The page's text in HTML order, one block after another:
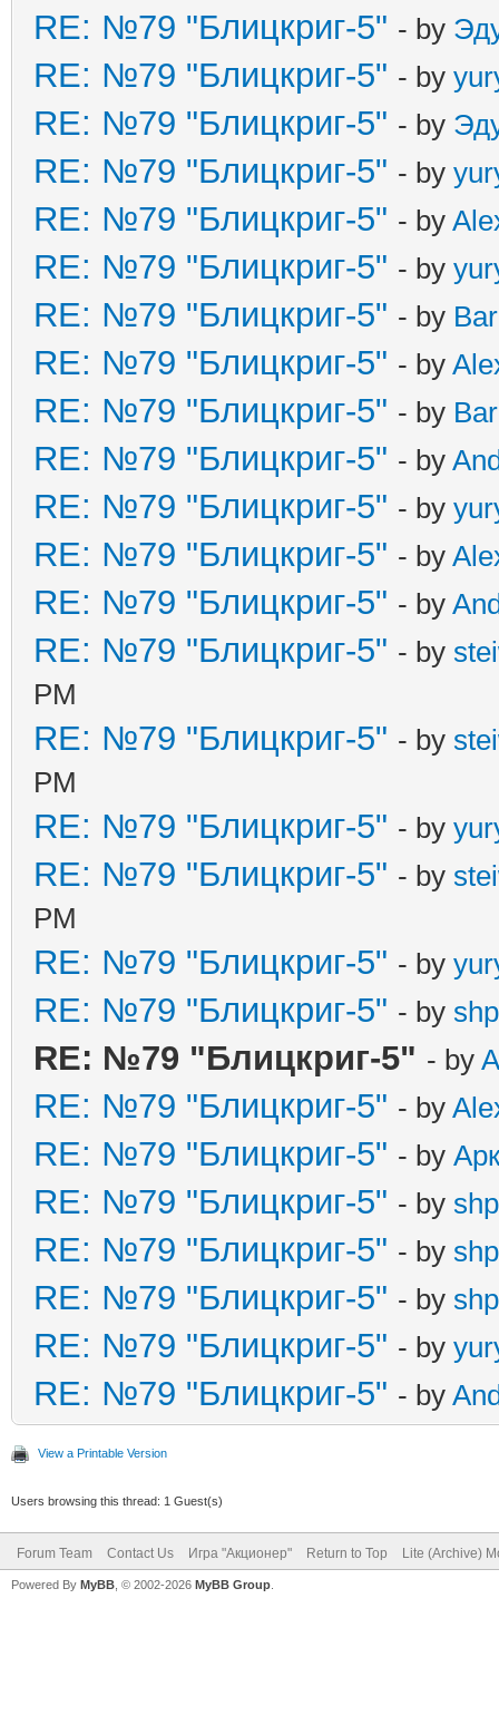
RE: №79 "Блицкриг-5" - by
RE: №79 "Блицкриг-5" - by
RE: №79 "Блицкриг-5" - by
RE: №79 "Блицкриг-5" - by
RE: №79 "Блицкриг-5" - by
RE: №79 "Блицкриг-5" - by
RE: №79 "Блицкриг-5" - by
RE: №79 "Блицкриг-5" - by
RE: №79 "Блицкриг-5" - by
RE: №79 "Блицкриг-5" - by
RE: №79 "Блицкриг-5" - by
RE: №79 "Блицкриг-5" - by
RE: №79 "Блицкриг-5" - by
RE: №79 "Блицкриг-5" - by
PM
RE: №79 "Блицкриг-5" - by
PM
RE: №79 "Блицкриг-5" - by
RE: №79 "Блицкриг-5" - by
PM
RE: №79 "Блицкриг-5" - by
RE: №79 "Блицкриг-5" - by
RE: №79 "Блицкриг-5" - by
RE: №79 "Блицкриг-5" - by
RE: №79 "Блицкриг-5" - by
RE: №79 "Блицкриг-5" - by
RE: №79 "Блицкриг-5" - by
RE: №79 "Блицкриг-5" - by
RE: №79 "Блицкриг-5" - by
RE: №79 "Блицкриг-5" - by
View a Printable Version
Users browsing this thread: 1 Guest(s)
Forum Team Contact Us Игра "Акционер" Return to Top Lite (Archive)
Powered By MyBB , © 2002-2026 MyBB Group